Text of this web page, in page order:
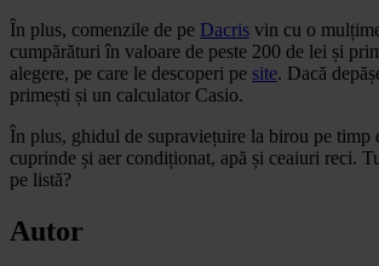
În plus, comenzile de pe Dacris vin cu o
cumpărături în valoare de peste 200 de lei și
alegere, pe care le descoperi pe site. Dacă
primești și un calculator Casio.
În plus, ghidul de supraviețuire la birou pe timp
cuprinde și aer condiționat, apă și ceaiuri reci.
pe listă?
Autor